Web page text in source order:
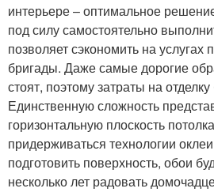
интерьере – оптимальное
под силу самостоятельно
позволяет сэкономить на
бригады. Даже самые дорогие
стоят, поэтому затраты на
Единственную сложность
горизонтальную плоскость
придерживаться технологии
подготовить поверхность, обои
несколько лет радовать